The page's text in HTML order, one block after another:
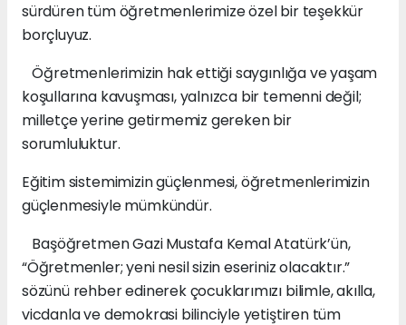
sürdüren tüm öğretmenlerimize özel bir teşekkür
borçluyuz.
Öğretmenlerimizin hak ettiği saygınlığa ve yaşam
koşullarına kavuşması, yalnızca bir temenni değil;
milletçe yerine getirmemiz gereken bir
sorumluluktur.
Eğitim sistemimizin güçlenmesi, öğretmenlerimizin
güçlenmesiyle mümkündür.
Başöğretmen Gazi Mustafa Kemal Atatürk’ün,
“Öğretmenler; yeni nesil sizin eseriniz olacaktır.”
sözünü rehber edinerek çocuklarımızı bilimle, akılla,
vicdanla ve demokrasi bilinciyle yetiştiren tüm